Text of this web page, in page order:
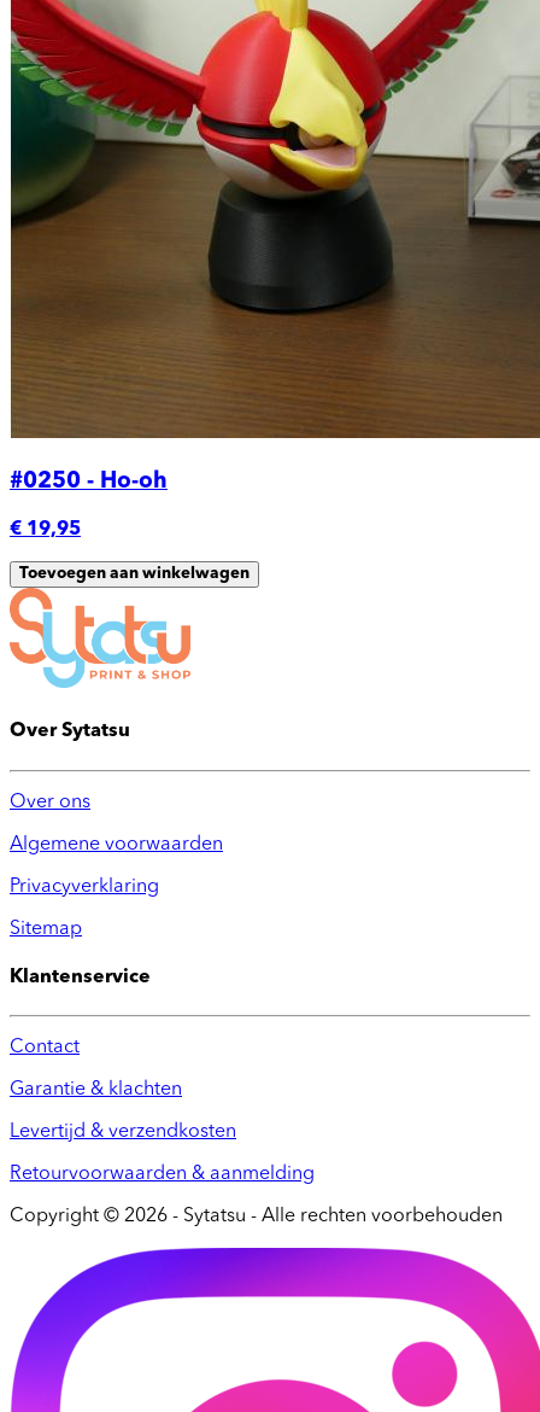
#0250 - Ho-oh
€ 19,95
Toevoegen aan winkelwagen
Over Sytatsu
Over ons
Algemene voorwaarden
Privacyverklaring
Sitemap
Klantenservice
Contact
Garantie & klachten
Levertijd & verzendkosten
Retourvoorwaarden & aanmelding
Copyright © 2026 - Sytatsu - Alle rechten voorbehouden